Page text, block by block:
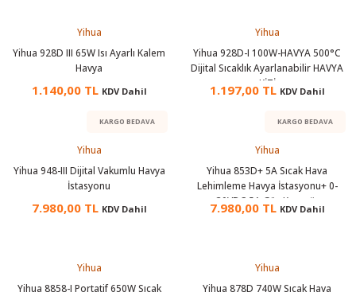
Yihua
Yihua 928D III 65W Isı Ayarlı Kalem
Havya
1.140,00 TL KDV Dahil
Yihua
Yihua 928D-I 100W-HAVYA 500°C
Dijital Sıcaklık Ayarlanabilir HAVYA
KİTİ
1.197,00 TL KDV Dahil
KARGO BEDAVA
Yihua
Yihua 948-III Dijital Vakumlu Havya
İstasyonu
7.980,00 TL KDV Dahil
KARGO BEDAVA
Yihua
Yihua 853D+ 5A Sıcak Hava
Lehimleme Havya İstasyonu+ 0-
30VDC 5A Güç Kaynağı
7.980,00 TL KDV Dahil
Yihua
Yihua 8858-I Portatif 650W Sıcak
Yihua
Yihua 878D 740W Sıcak Hava